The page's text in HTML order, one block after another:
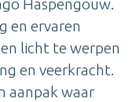
Haspengouw.
en ervaren
licht te werpen
en veerkracht.
aanpak waar